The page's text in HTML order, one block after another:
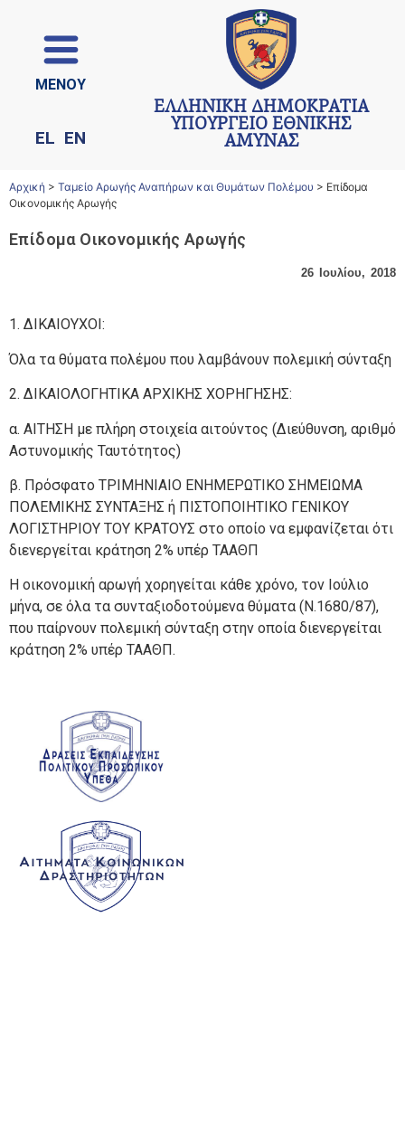
ΜΕΝΟΥ
EL EN
ΕΛΛΗΝΙΚΗ ΔΗΜΟΚΡΑΤΙΑ
ΥΠΟΥΡΓΕΙΟ ΕΘΝΙΚΗΣ
ΑΜΥΝΑΣ
Αρχική > Ταμείο Αρωγής Αναπήρων και Θυμάτων Πολέμου > Επίδομα
Οικονομικής Αρωγής
Επίδομα Οικονομικής Αρωγής
26 Ιουλίου, 2018
1. ΔΙΚΑΙΟΥΧΟΙ:
Όλα τα θύματα πολέμου που λαμβάνουν πολεμική σύνταξη
2. ΔΙΚΑΙΟΛΟΓΗΤΙΚΑ ΑΡΧΙΚΗΣ ΧΟΡΗΓΗΣΗΣ:
α. ΑΙΤΗΣΗ με πλήρη στοιχεία αιτούντος (Διεύθυνση, αριθμό
Αστυνομικής Ταυτότητος)
β. Πρόσφατο ΤΡΙΜΗΝΙΑΙΟ ΕΝΗΜΕΡΩΤΙΚΟ ΣΗΜΕΙΩΜΑ
ΠΟΛΕΜΙΚΗΣ ΣΥΝΤΑΞΗΣ ή ΠΙΣΤΟΠΟΙΗΤΙΚΟ ΓΕΝΙΚΟΥ
ΛΟΓΙΣΤΗΡΙΟΥ ΤΟΥ ΚΡΑΤΟΥΣ στο οποίο να εμφανίζεται ότι
διενεργείται κράτηση 2% υπέρ ΤΑΑΘΠ
Η οικονομική αρωγή χορηγείται κάθε χρόνο, τον Ιούλιο
μήνα, σε όλα τα συνταξιοδοτούμενα θύματα (Ν.1680/87),
που παίρνουν πολεμική σύνταξη στην οποία διενεργείται
κράτηση 2% υπέρ ΤΑΑΘΠ.